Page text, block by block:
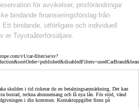
för avvikelser, prisförändringar
bindande finansieringsförslag från
bindande, utförligare och individuell
er Toyotaåterförsäljare.
v1/car-filter/se/sv?
skulden i tid riskerar du en betalningsanmärkning. Det kan
bostad, teckna abonnemang och få nya lån. För stöd, vänd
i din kommun. Kontaktuppgifter finns på